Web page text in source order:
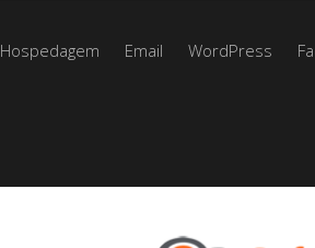
Hospedagem Email WordPress